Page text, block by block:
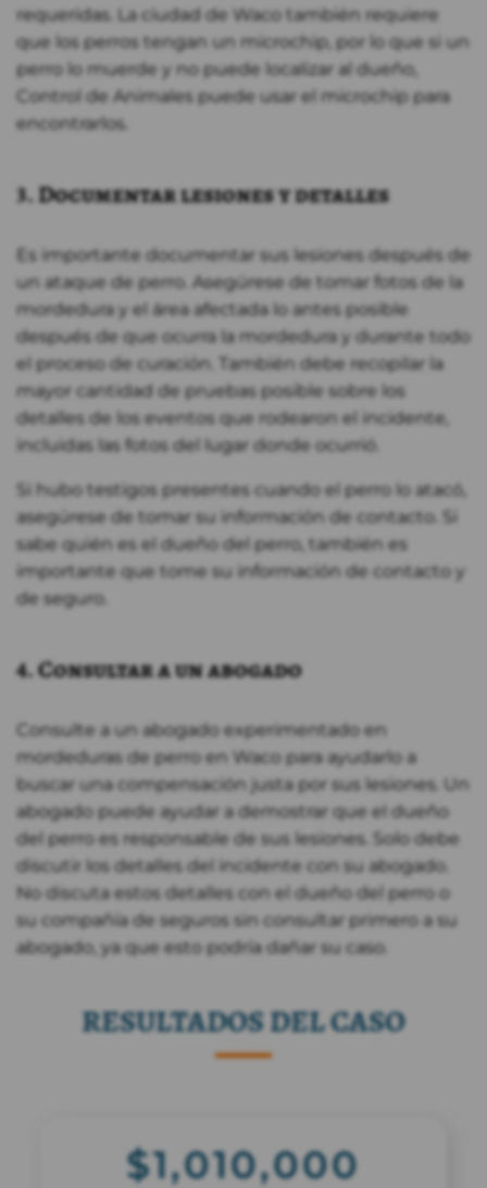
requeridas. La ciudad de Waco también requiere
que los perros tengan un microchip, por lo que si un
perro lo muerde y no puede localizar al dueño,
Control de Animales puede usar el microchip para
encontrarlos.
3. Documentar lesiones y detalles
Es importante documentar sus lesiones después de
un ataque de perro. Asegúrese de tomar fotos de la
mordedura y el área afectada lo antes posible
después de que ocurra la mordedura y durante todo
el proceso de curación. También debe recopilar la
mayor cantidad de pruebas posible sobre los
detalles de los eventos que rodearon el incidente,
incluidas las fotos del lugar donde ocurrió.
Si hubo testigos presentes cuando el perro lo atacó,
asegúrese de tomar su información de contacto. Si
sabe quién es el dueño del perro, también es
importante que tome su información de contacto y
de seguro.
4. Consultar a un abogado
Consulte a un abogado experimentado en
mordeduras de perro en Waco para ayudarlo a
buscar una compensación justa por sus lesiones. Un
abogado puede ayudar a demostrar que el dueño
del perro es responsable de sus lesiones. Solo debe
discutir los detalles del incidente con su abogado.
No discuta estos detalles con el dueño del perro o
su compañía de seguros sin consultar primero a su
abogado, ya que esto podría dañar su caso.
RESULTADOS DEL CASO
$1,010,000